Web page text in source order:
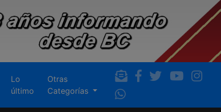
Lo
último
Otras
Categorías